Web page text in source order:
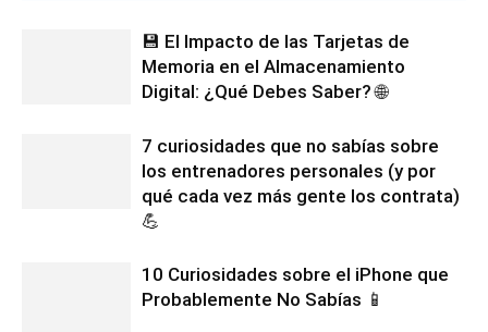
💾 El Impacto de las Tarjetas de
Memoria en el Almacenamiento
Digital: ¿Qué Debes Saber? 🌐
7 curiosidades que no sabías sobre
los entrenadores personales (y por
qué cada vez más gente los contrata)
💪
10 Curiosidades sobre el iPhone que
Probablemente No Sabías 📱